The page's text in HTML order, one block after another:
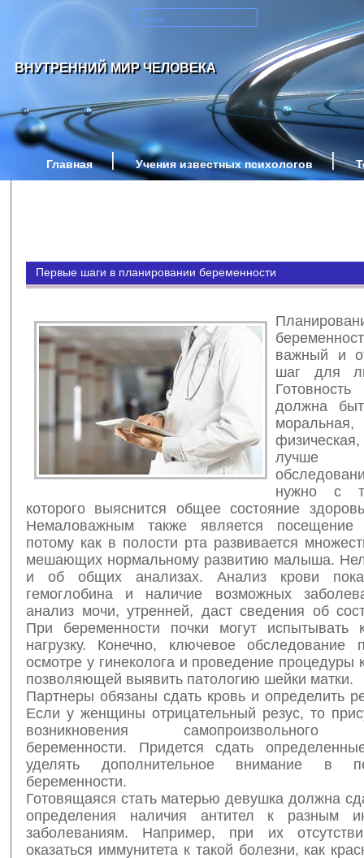
ВНУТРЕННИЙ МИР ЧЕЛОВЕКА
Главная Учения известных психологов
Первые шаги в планировании беременности
важный и
шаг для
должна
лучше
нужно с
которого выяснится общее состояние
Немаловажным также является посещение
потому как в полости рта развивается
мешающих нормальному развитию малыша.
и об общих анализах. Анализ крови
гемоглобина и наличие возможных
анализ мочи, утренней, даст сведения об
При беременности почки могут испытывать
нагрузку. Конечно, ключевое обследование
осмотре у гинеколога и проведение процедуры
позволяющей выявить патологию шейки матки.
Партнеры обязаны сдать кровь и определить
Если у женщины отрицательный резус, то
возникновения самопроизвольного
беременности. Придется сдать
уделять дополнительное внимание в
беременности.
Готовящаяся стать матерью девушка должна
определения наличия антител к разным
заболеваниям. Например, при их
оказаться иммунитета к такой болезни, как